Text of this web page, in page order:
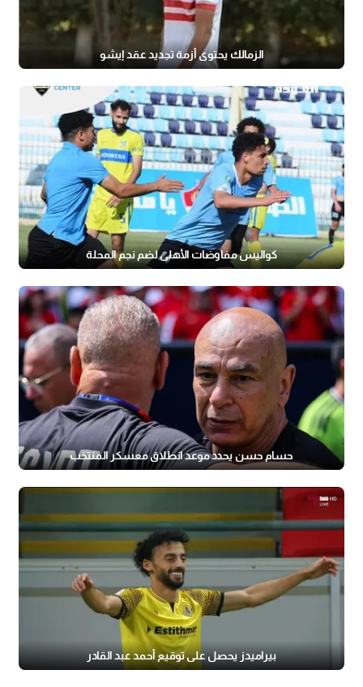
الزمالك يحتوي أزمة تجديد عقد إيشو
كواليس مفاوضات الأهلي لضم نجم المحلة
حسام حسن يحدد موعد انطلاق معسكر المنتخب
بيراميدز يحصل على توقيع أحمد عبد القادر